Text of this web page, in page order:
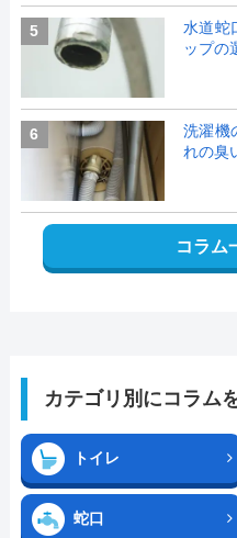
5
水道蛇
ップの
6
洗濯機
れの臭
コラム
カテゴリ別にコラム
トイレ
蛇口